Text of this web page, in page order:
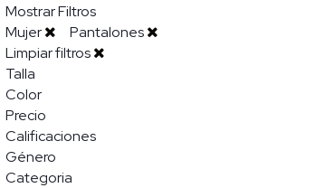
Mostrar Filtros
Mujer
Pantalones
Limpiar filtros
Talla
Color
Precio
Calificaciones
Género
Categoria